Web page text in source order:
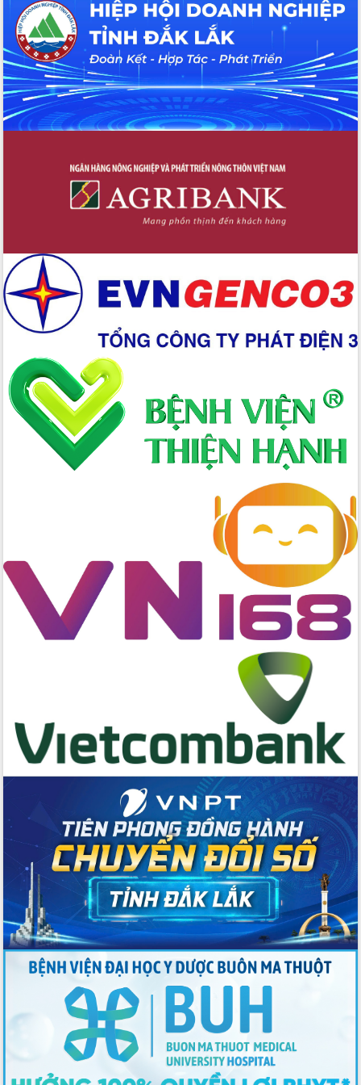
Tháo gỡ những vướng mắc, đẩy mạnh
công tác cải cách thủ tục hành chính
tại Trung tâm Phục vụ hành chính
công tỉnh
Đắk Lắk: Tôn vinh 46 giải pháp tại Hội
thi Sáng tạo Kỹ thuật 2024 - 2025
Đắk Lắk rà soát, điều chỉnh Đề án 190
Trương Công Thái kiểm tra thực địa
Dự án cao tốc Khánh Hòa - Buôn Ma
Định vị cà phê Việt Nam như một “di
Xây dựng nông thôn mới: Nâng cao đời
sống người dân từ những mô hình thiết
thực
Quyết liệt tháo gỡ vướng mắc, đẩy
nhanh tiến độ các dự án trọng điểm
trong Khu kinh tế Nam Phú Yên
Hòn Yến phát triển du lịch gắn với bảo
tồn biển
Lấy ý kiến điều chỉnh Quy hoạch tỉnh
Đắk Lắk thời kỳ 2021-2030, tầm nhìn
đến năm 2050
Phát động chiến dịch 30 ngày đêm
giải phóng mặt bằng Tuyến đường bộ
Đắk Lắk ký kết thỏa thuận hợp tác về
chuyển đổi số giai đoạn 2026 – 2030
với Tập đoàn Bưu chính Viễn thông
Việt Nam
Thứ trưởng Bộ Y tế làm việc với tỉnh
Đắk Lắk về phát triển nhân lực y tế
Tập huấn ứng dụng trí tuệ nhân tạo (AI)
trong thương mại điện tử năm 2026
trao đổi thông tin trước Kỳ họp thứ
Quyết liệt cải cách hành chính, khơi
thông nguồn lực phát triển
Nâng cao hiệu lực, hiệu quả HĐND
tỉnh thông qua hiện đại hóa hành chính
Xã Ea Phê gắn cải cách hành chính với
chuyển đổi số
Phó Chủ tịch Thường trực UBND tỉnh
Hồ Thị Nguyên Thảo làm việc tại Trung
tâm Phục vụ hành chính công xã Ea
Xây dựng nền hành chính số đồng
hành cùng nông dân dân, doanh nghiệp
Giai đoạn 2026-2030, Đắk Lắk phấn
đấu có 77% xã đạt chuẩn nông thôn